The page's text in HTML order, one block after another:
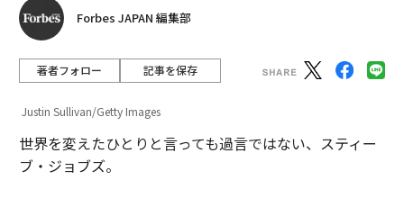
Forbes JAPAN 編集部
著者フォロー 記事を保存
Justin Sullivan/Getty Images
世界を変えたひとりと言っても過言ではない、スティー
ブ・ジョブズ。